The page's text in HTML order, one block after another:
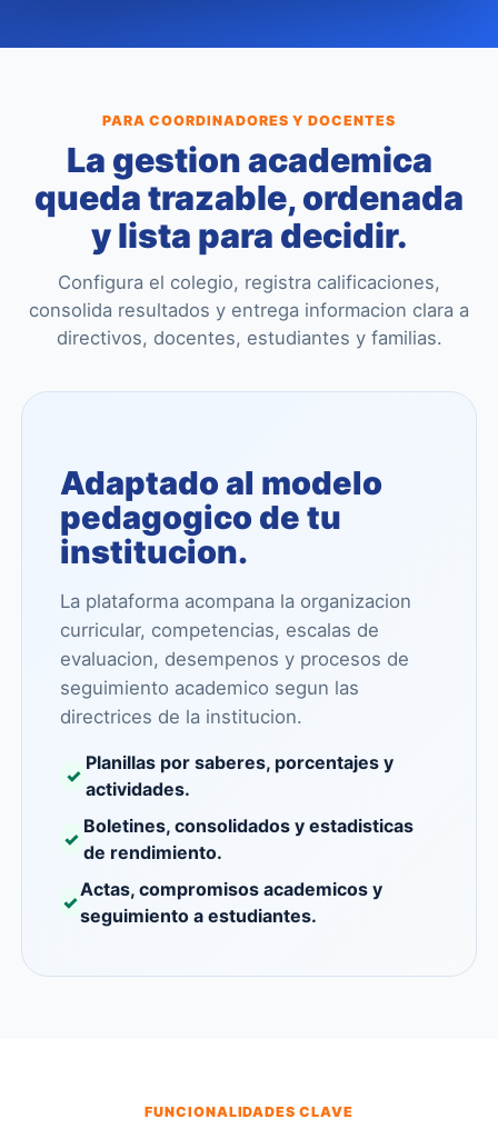
PARA COORDINADORES Y DOCENTES
La gestion academica
queda trazable, ordenada
y lista para decidir.
Configura el colegio, registra calificaciones,
consolida resultados y entrega informacion clara a
directivos, docentes, estudiantes y familias.
Adaptado al modelo
pedagogico de tu
institucion.
La plataforma acompana la organizacion
curricular, competencias, escalas de
evaluacion, desempenos y procesos de
seguimiento academico segun las
directrices de la institucion.
✓
Planillas por saberes, porcentajes y
actividades.
✓
Boletines, consolidados y estadisticas
de rendimiento.
✓
Actas, compromisos academicos y
seguimiento a estudiantes.
FUNCIONALIDADES CLAVE